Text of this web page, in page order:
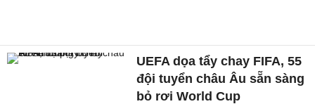
UEFA dọa tẩy chay FIFA, 55
đội tuyển châu Âu sẵn sàng
bỏ rơi World Cup